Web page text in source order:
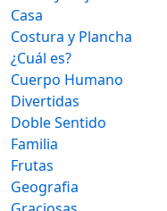
Casa
Costura y Plancha
¿Cuál es?
Cuerpo Humano
Divertidas
Doble Sentido
Familia
Frutas
Geografia